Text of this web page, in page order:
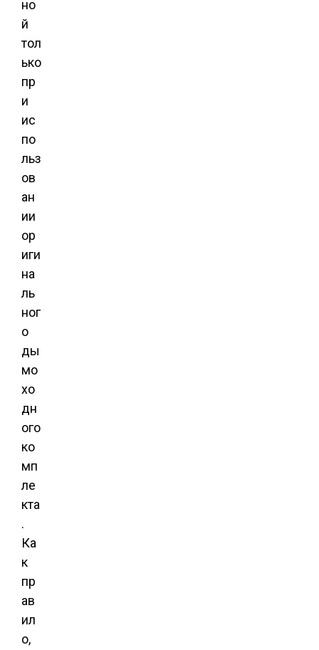
но
й
тол
ько
пр
и
ис
по
льз
ов
ан
ии
ор
иги
на
ль
ног
о
ды
мо
хо
дн
ого
ко
мп
ле
кта
.
Ка
к
пр
ав
ил
о,